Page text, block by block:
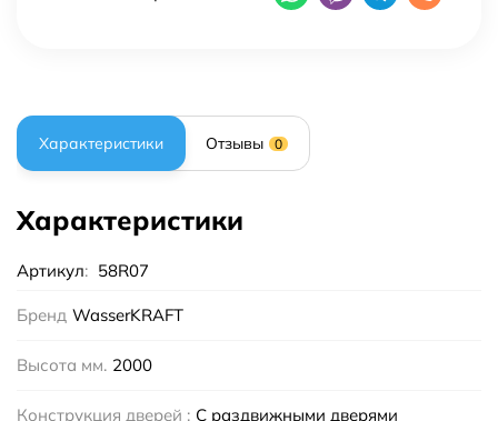
Характеристики Отзывы 0
Характеристики
Артикул: 58R07
Бренд WasserKRAFT
Высота мм. 2000
Конструкция дверей : С раздвижными дверями